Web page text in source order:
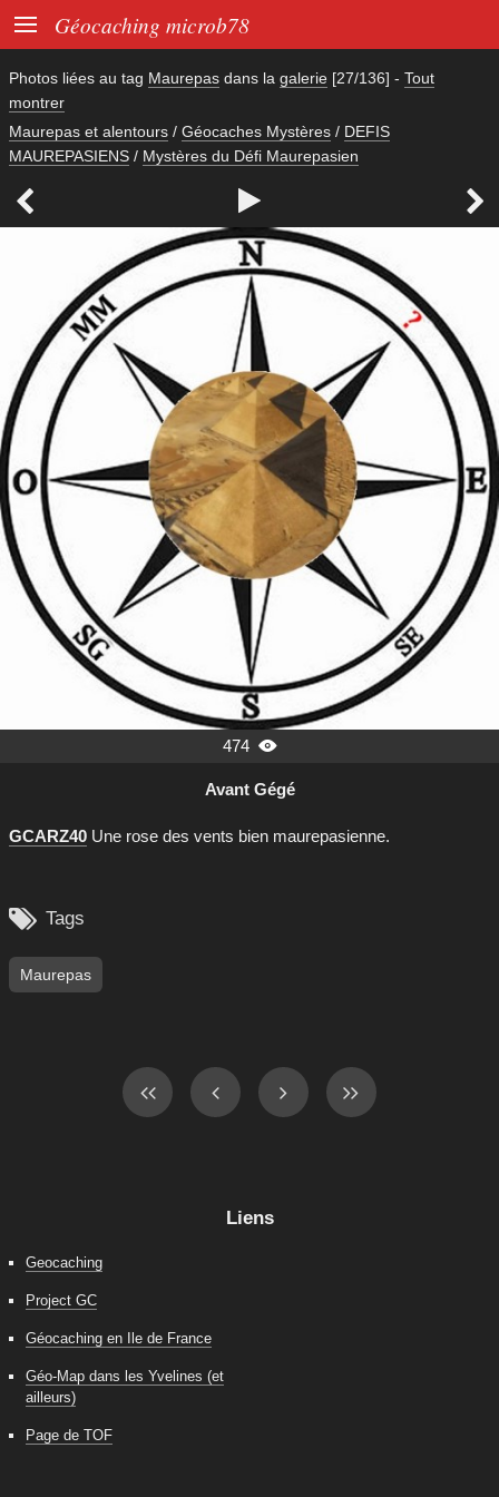
 Géocaching microb78
Photos liées au tag Maurepas dans la galerie [27/136] - Tout
montrer
Maurepas et alentours / Géocaches Mystères / DEFIS
MAUREPASIENS / Mystères du Défi Maurepasien
  
474 
Avant Gégé
GCARZ40 Une rose des vents bien maurepasienne.
 Tags
Maurepas
Liens
Geocaching
Project GC
Géocaching en Ile de France
Géo-Map dans les Yvelines (et
ailleurs)
Page de TOF